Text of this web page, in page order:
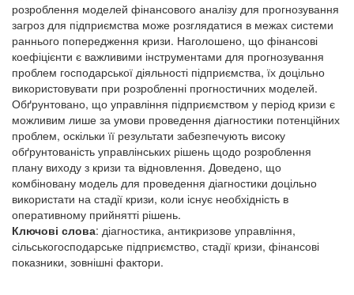
розроблення моделей фінансового аналізу для прогнозування
загроз для підприємства може розглядатися в межах системи
раннього попередження кризи. Наголошено, що фінансові
коефіцієнти є важливими інструментами для прогнозування
проблем господарської діяльності підприємства, їх доцільно
використовувати при розробленні прогностичних моделей.
Обґрунтовано, що управління підприємством у період кризи є
можливим лише за умови проведення діагностики потенційних
проблем, оскільки її результати забезпечують високу
обґрунтованість управлінських рішень щодо розроблення
плану виходу з кризи та відновлення. Доведено, що
комбіновану модель для проведення діагностики доцільно
використати на стадії кризи, коли існує необхідність в
оперативному прийнятті рішень.
Ключові слова: діагностика, антикризове управління,
сільськогосподарське підприємство, стадії кризи, фінансові
показники, зовнішні фактори.